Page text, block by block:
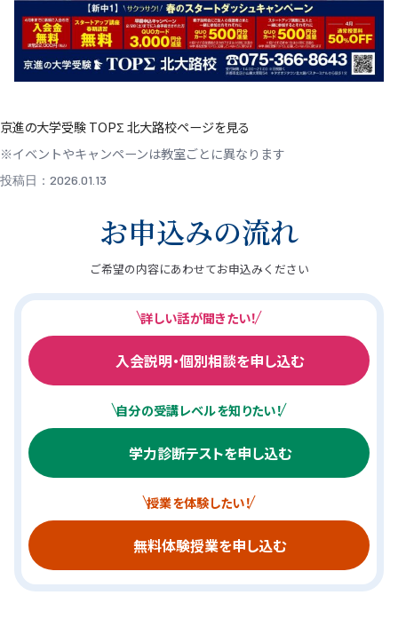
京進の大学受験 TOPΣ 北大路校ページを見る
※イベントやキャンペーンは教室ごとに異なります
投稿日：2026.01.13
お申込みの流れ
ご希望の内容にあわせてお申込みください
詳しい話が聞きたい！
入会説明・個別相談を申し込む
自分の受講レベルを知りたい！
学力診断テストを申し込む
授業を体験したい！
無料体験授業を申し込む